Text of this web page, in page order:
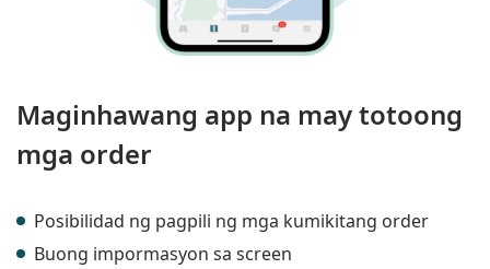
Maginhawang app na may totoong
mga order
Posibilidad ng pagpili ng mga kumikitang order
Buong impormasyon sa screen